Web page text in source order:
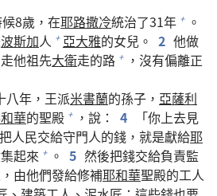
8歲，在耶路撒冷統治了31年 + 。
波斯加人 + 亞大雅的女兒。 2 他做
他祖先大衛走的路 +
，沒有偏離正
八年，王派米書蘭的孫子， 亞薩利
華的聖殿 + ，說： 4
「你上去見
人民交給守門人的錢，就是獻給耶
起來 + 。 5 然後把錢交給負責監
由他們發給修補耶和華聖殿的工人